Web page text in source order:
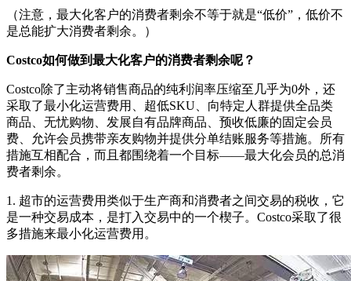
（注意，最大化客户的消费者剩余不等于就是“低价”，低价不
是总能扩大消费者剩余。）
Costco如何做到最大化客户的消费者剩余呢？
Costco除了主动将销售商品的纯利润率压缩至几乎为0外，还
采取了最小化运营费用、超低SKU、向特定人群提供全品类
商品、无忧购物、发展自有品牌商品、预收低廉的固定会员
费、允许会员携带亲友购物并提供分单结账服务等措施。所有
措施互相配合，而且都围绕着一个目标——最大化会员的总消
费者剩余。
1. 超市的运营费用类似于生产商和消费者之间交易的税收，它
是一种交易成本，是打入交易中的一个楔子。Costco采取了很
多措施来最小化运营费用。